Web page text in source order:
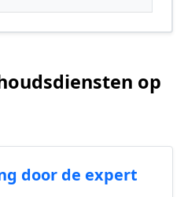
op
door de expert